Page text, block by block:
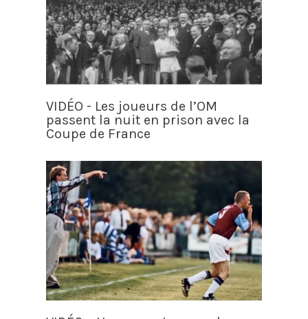
VIDÉO - Les joueurs de l’OM
passent la nuit en prison avec la
Coupe de France